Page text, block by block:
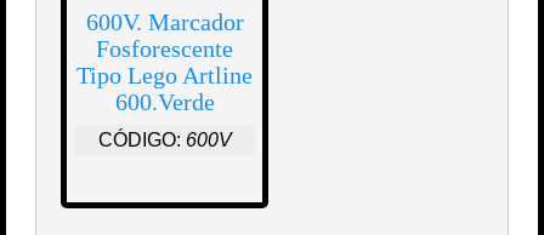
600V. Marcador
Fosforescente
Tipo Lego Artline
600.Verde
CÓDIGO: 600V